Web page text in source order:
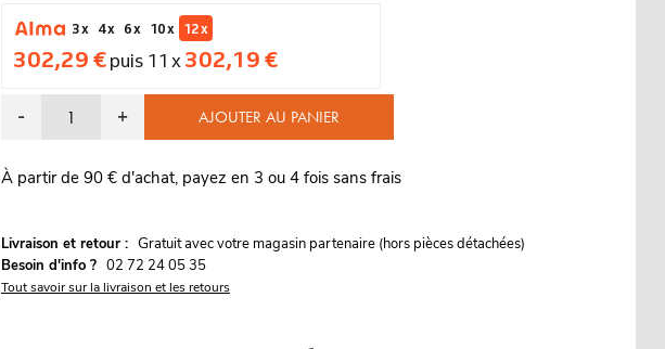
3 x 4 x 6 x 10 x 12 x
302,29 €puis 11 x 302,19 €
- + AJOUTER AU PANIER
À partir de 90 € d'achat, payez en 3 ou 4 fois sans frais
Livraison et retour : Gratuit avec votre magasin partenaire (hors pièces détachées)
Besoin d'info ? 02 72 24 05 35
Tout savoir sur la livraison et les retours